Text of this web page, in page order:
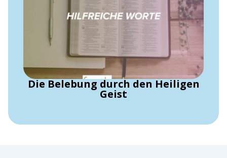
Die Belebung durch den Heiligen
Geist